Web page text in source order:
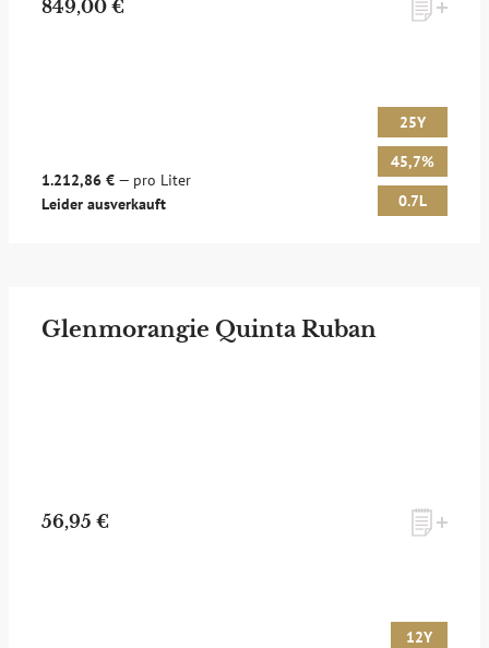
849,00 €
1.212,86 € — pro Liter
Leider ausverkauft
25Y
45,7%
0.7L
Glenmorangie Quinta Ruban
56,95 €
12Y